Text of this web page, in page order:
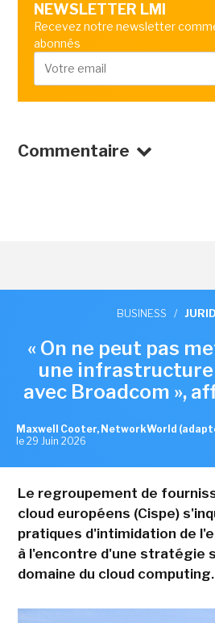
NEWSLETTER LMI
Recevez notre newsletter
abonnés
Commentaire
BUSINESS /
« On ne peut pas
une
avec Broadcom »,
Maxwell Cooter, NetworkWorld
le 29 Juin 2026
Le regroupement de
cloud européens (Cispe)
pratiques d'intimidation de
à l'encontre d'une stratégie
domaine du cloud computing.